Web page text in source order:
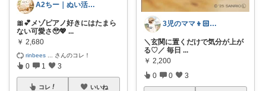
A2ちー｜ぬい活・シール・癒やし雑貨🧸
🎀💕メゾピアノ好きにはたまら
ない可愛さ🥹💖 ...
￥ 2,680
rinbees さんのコレ！
0 1 3
コレ いいね
3児のママ👦🏻👦🏻👧🏻
＼玄関に置くだけで気分が上が
る♡／ 毎日 ...
￥ 2,200
0 0 3